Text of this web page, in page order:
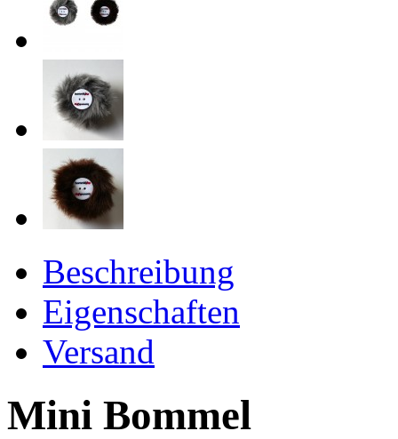
Beschreibung
Eigenschaften
Versand
Mini Bommel